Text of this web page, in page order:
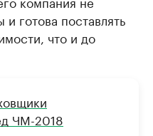
готова поставлять
что и до
ЧМ-2018